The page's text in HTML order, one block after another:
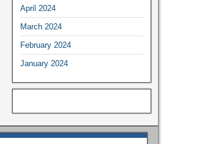
April 2024
March 2024
February 2024
January 2024